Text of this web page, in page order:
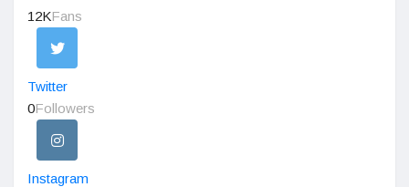
12KFans
Twitter
0Followers
Instagram